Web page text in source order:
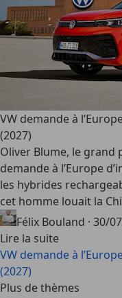
VW demande à
(2027)
Oliver Blume, le grand
demande à l’Europe
les hybrides
cet homme louait la
Félix Bouland · 30/
Lire la suite
VW demande à
(2027)
Plus de thèmes